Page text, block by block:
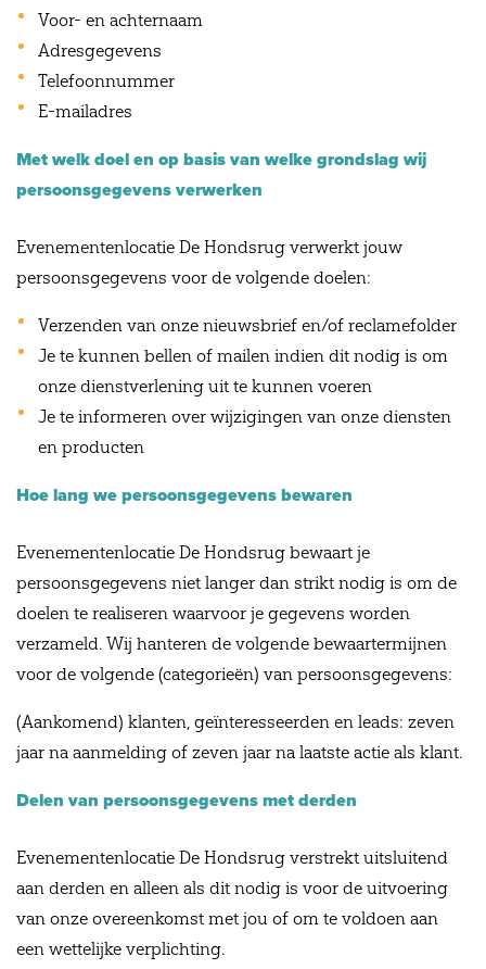
Voor- en achternaam
Adresgegevens
Telefoonnummer
E-mailadres
Met welk doel en op basis van welke grondslag wij
persoonsgegevens verwerken
Evenementenlocatie De Hondsrug verwerkt jouw
persoonsgegevens voor de volgende doelen:
Verzenden van onze nieuwsbrief en/of reclamefolder
Je te kunnen bellen of mailen indien dit nodig is om
onze dienstverlening uit te kunnen voeren
Je te informeren over wijzigingen van onze diensten
en producten
Hoe lang we persoonsgegevens bewaren
Evenementenlocatie De Hondsrug bewaart je
persoonsgegevens niet langer dan strikt nodig is om de
doelen te realiseren waarvoor je gegevens worden
verzameld. Wij hanteren de volgende bewaartermijnen
voor de volgende (categorieën) van persoonsgegevens:
(Aankomend) klanten, geïnteresseerden en leads: zeven
jaar na aanmelding of zeven jaar na laatste actie als klant.
Delen van persoonsgegevens met derden
Evenementenlocatie De Hondsrug verstrekt uitsluitend
aan derden en alleen als dit nodig is voor de uitvoering
van onze overeenkomst met jou of om te voldoen aan
een wettelijke verplichting.